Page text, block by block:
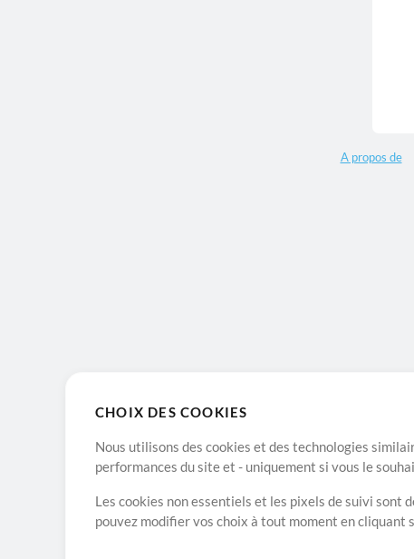
CHOIX DES COOKIES
Nous utilisons des cookies et des technologies
performances du site et - uniquement si vous le
Les cookies non essentiels et les pixels de suivi sont
pouvez modifier vos choix à tout moment en cliquant
A propos de